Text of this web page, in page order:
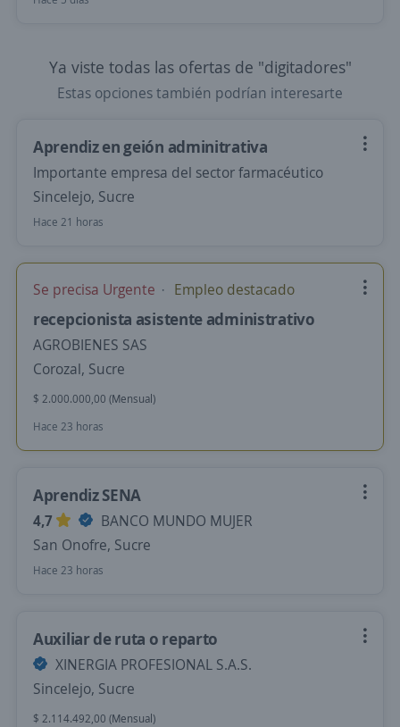
Ya viste todas las ofertas de "digitadores"
Estas opciones también podrían interesarte
Aprendiz en geión adminitrativa
Importante empresa del sector farmacéutico
Sincelejo, Sucre
Hace 21 horas
Se precisa Urgente Empleo destacado
recepcionista asistente administrativo
AGROBIENES SAS
Corozal, Sucre
$ 2.000.000,00 (Mensual)
Hace 23 horas
Aprendiz SENA
4,7
BANCO MUNDO MUJER
San Onofre, Sucre
Hace 23 horas
Auxiliar de ruta o reparto
XINERGIA PROFESIONAL S.A.S.
Sincelejo, Sucre
$ 2.114.492,00 (Mensual)